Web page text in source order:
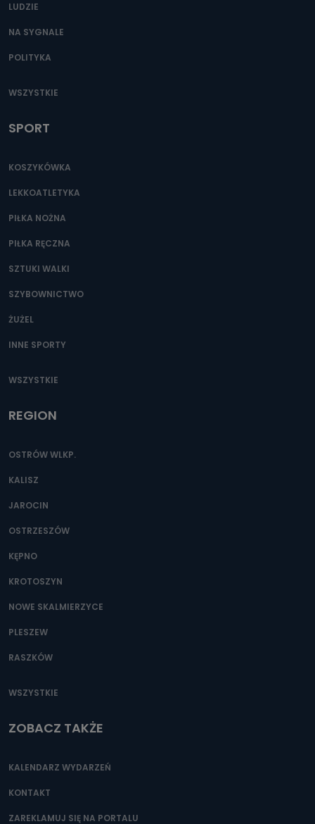
LUDZIE
NA SYGNALE
POLITYKA
WSZYSTKIE
SPORT
KOSZYKÓWKA
LEKKOATLETYKA
PIŁKA NOŻNA
PIŁKA RĘCZNA
SZTUKI WALKI
SZYBOWNICTWO
ŻUŻEL
INNE SPORTY
WSZYSTKIE
REGION
OSTRÓW WLKP.
KALISZ
JAROCIN
OSTRZESZÓW
KĘPNO
KROTOSZYN
NOWE SKALMIERZYCE
PLESZEW
RASZKÓW
WSZYSTKIE
ZOBACZ TAKŻE
KALENDARZ WYDARZEŃ
KONTAKT
ZAREKLAMUJ SIĘ NA PORTALU